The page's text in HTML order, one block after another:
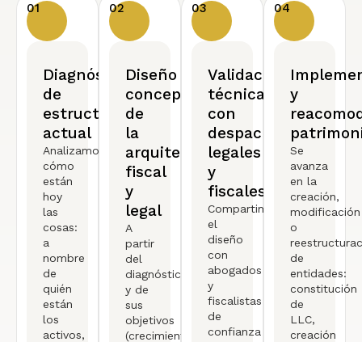
01
Diagnóstico
de
estructura
actual
Analizamos
cómo
están
hoy
las
cosas:
a
nombre
de
quién
están
los
activos,
02
Diseño
conceptual
de
la
arquitectura
fiscal
y
legal
A
partir
del
diagnóstico
y de
sus
objetivos
(crecimiento,
03
Validación
técnica
con
despachos
legales
y
fiscales
Compartimos
el
diseño
con
abogados
y
fiscalistas
de
confianza
04
y
Se
avanza
en la
creación,
modificación
o
de
entidades:
constitución
de
LLC,
creación